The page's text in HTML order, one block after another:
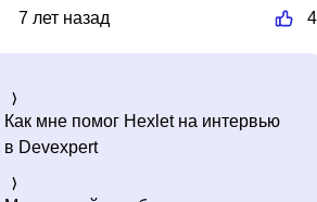
7 лет назад 4
Как мне помог Hexlet на интервью
в Devexpert